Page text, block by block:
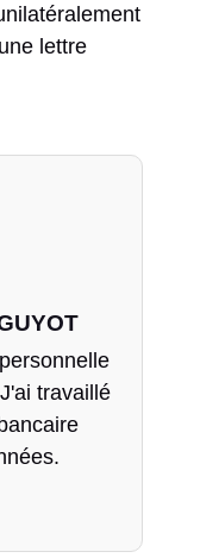
lettre
travaillé